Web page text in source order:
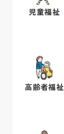
児童福祉
高齢者福祉